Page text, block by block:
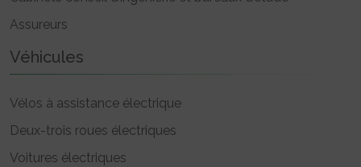
Assureurs
Véhicules
Vélos à assistance électrique
Deux-trois roues électriques
Voitures électriques